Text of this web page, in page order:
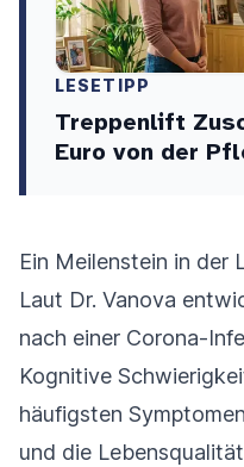
LESETIPP
Treppenlift
Euro von der
Ein Meilenstein in der
Laut Dr. Vanova
nach einer Corona-
Kognitive
häufigsten
und die